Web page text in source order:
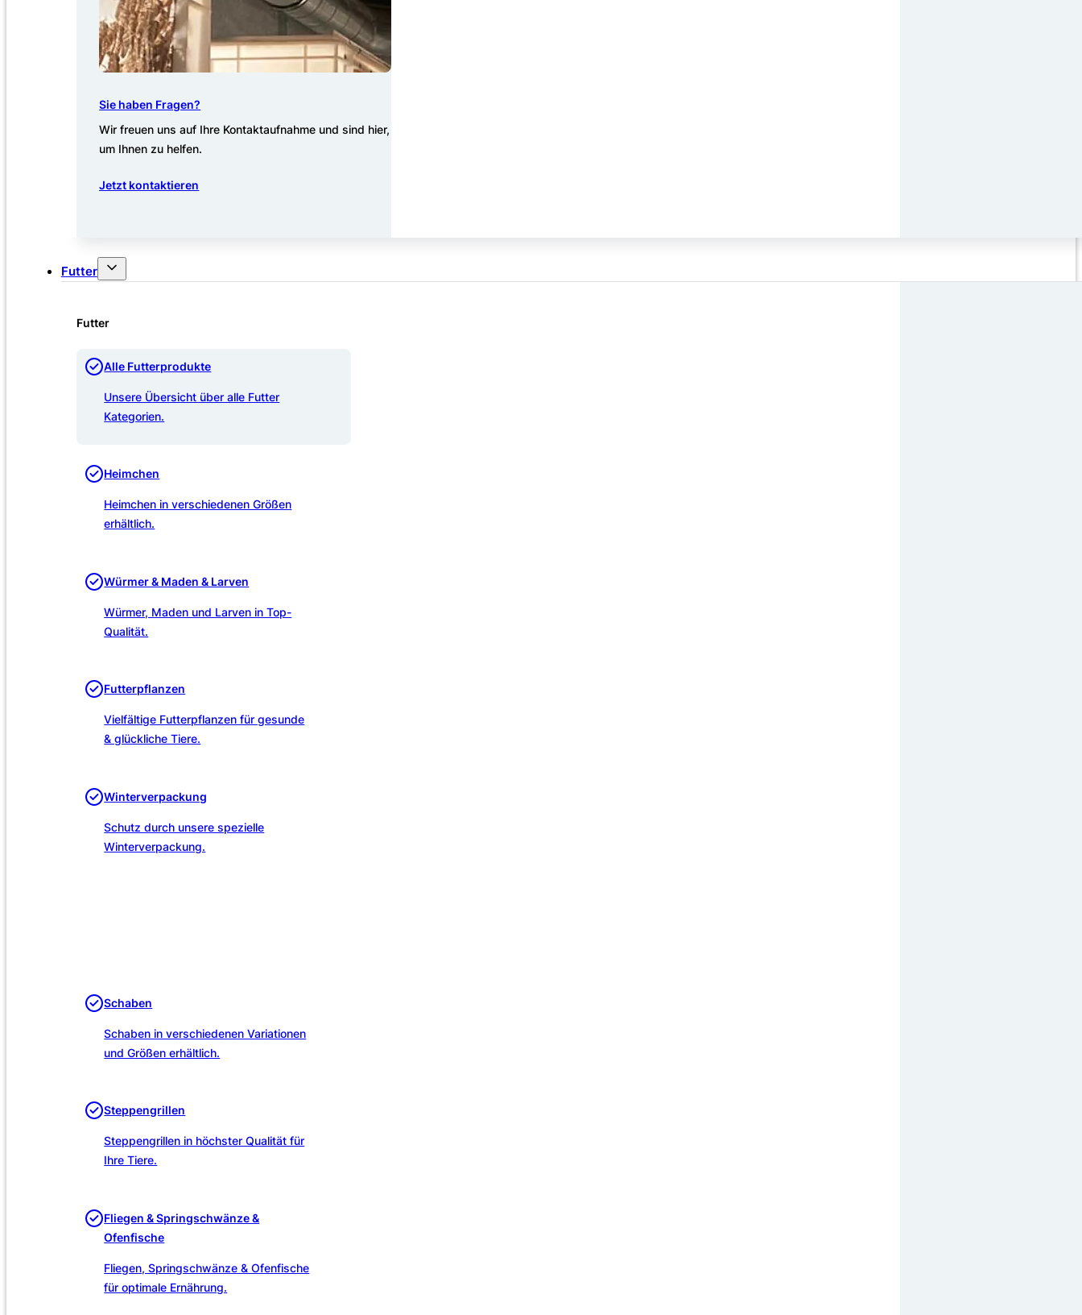
Sie haben Fragen?
Wir freuen uns auf Ihre Kontaktaufnahme und sind hier,
um Ihnen zu helfen.
Jetzt kontaktieren
Futter
Futter
Alle Futterprodukte
Unsere Übersicht über alle Futter
Kategorien.
Heimchen
Heimchen in verschiedenen Größen
erhältlich.
Würmer & Maden & Larven
Würmer, Maden und Larven in Top-
Qualität.
Futterpflanzen
Vielfältige Futterpflanzen für gesunde
& glückliche Tiere.
Winterverpackung
Schutz durch unsere spezielle
Winterverpackung.
Schaben
Schaben in verschiedenen Variationen
und Größen erhältlich.
Steppengrillen
Steppengrillen in höchster Qualität für
Ihre Tiere.
Fliegen & Springschwänze &
Ofenfische
Fliegen, Springschwänze & Ofenfische
für optimale Ernährung.